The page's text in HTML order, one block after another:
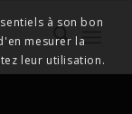
à son bon
mesurer la
leur utilisation.